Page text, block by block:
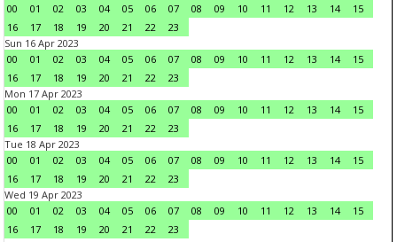
00
01 02 03 04 05 06 07 08 09 10 11 12 13 14
15
16
17 18 19 20 21 22
23
Sun 16 Apr 2023
00
01 02 03 04 05 06 07 08 09 10 11 12 13 14
15
16
17 18 19 20 21 22
23
Mon 17 Apr 2023
00
01 02 03 04 05 06 07 08 09 10 11 12 13 14
15
16
17 18 19 20 21 22
23
Tue 18 Apr 2023
00
01 02 03 04 05 06 07 08 09 10 11 12 13 14
15
16
17 18 19 20 21 22
23
Wed 19 Apr 2023
00
01 02 03 04 05 06 07 08 09 10 11 12 13 14
15
16
17 18 19 20 21 22
23